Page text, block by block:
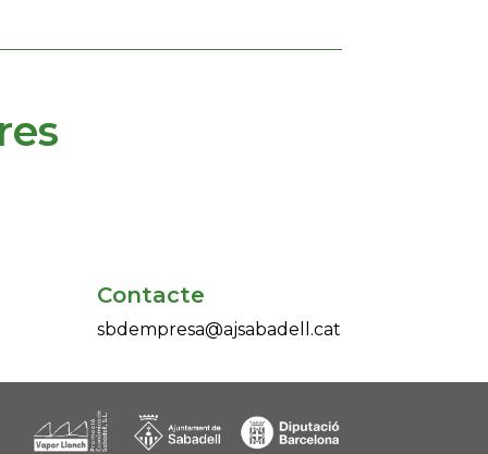
Contacte
sbdempresa@ajsabadell.cat